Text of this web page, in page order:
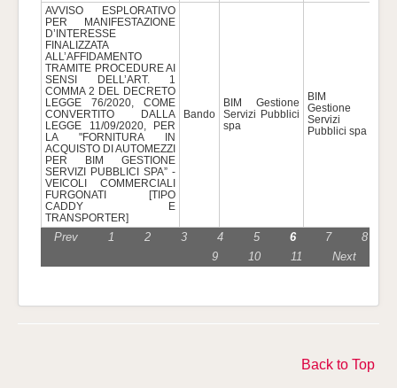
AVVISO ESPLORATIVO
PER MANIFESTAZIONE
D’INTERESSE
FINALIZZATA
ALL’AFFIDAMENTO
TRAMITE PROCEDURE AI
SENSI DELL’ART. 1
COMMA 2 DEL DECRETO
LEGGE 76/2020, COME
CONVERTITO DALLA
LEGGE 11/09/2020, PER
LA "FORNITURA IN
ACQUISTO DI AUTOMEZZI
PER BIM GESTIONE
SERVIZI PUBBLICI SPA” -
VEICOLI COMMERCIALI
FURGONATI [TIPO
CADDY E
TRANSPORTER]
Bando
BIM Gestione
Servizi Pubblici
spa
BIM
Gestione
Servizi
Pubblici spa
Prev 1 2 3 4 5 6 7
8
9
10 11 Next
Back to Top